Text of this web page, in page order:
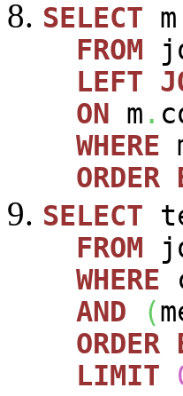
SELECT m
FROM
LEFT
ON m .
WHERE
ORDER
SELECT
FROM
WHERE
AND
(
ORDER
LIMIT